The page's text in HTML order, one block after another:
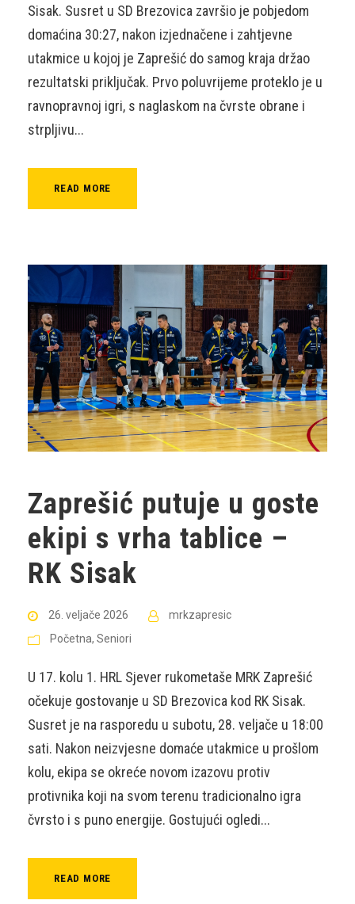
Sisak. Susret u SD Brezovica završio je pobjedom
domaćina 30:27, nakon izjednačene i zahtjevne
utakmice u kojoj je Zaprešić do samog kraja držao
rezultatski priključak. Prvo poluvrijeme proteklo je u
ravnopravnoj igri, s naglaskom na čvrste obrane i
strpljivu...
READ MORE
Zaprešić putuje u goste
ekipi s vrha tablice –
RK Sisak
26. veljače 2026
mrkzapresic
Početna, Seniori
U 17. kolu 1. HRL Sjever rukometaše MRK Zaprešić
očekuje gostovanje u SD Brezovica kod RK Sisak.
Susret je na rasporedu u subotu, 28. veljače u 18:00
sati. Nakon neizvjesne domaće utakmice u prošlom
kolu, ekipa se okreće novom izazovu protiv
protivnika koji na svom terenu tradicionalno igra
čvrsto i s puno energije. Gostujući ogledi...
READ MORE